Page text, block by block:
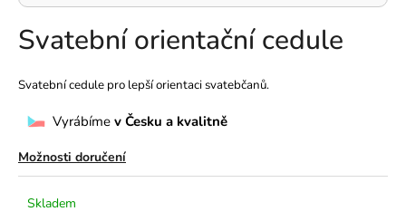
5
hvězdiček.
Svatební orientační cedule
Svatební cedule pro lepší orientaci svatebčanů.
Vyrábíme v Česku a kvalitně
Možnosti doručení
Skladem
o
u
u
e
m